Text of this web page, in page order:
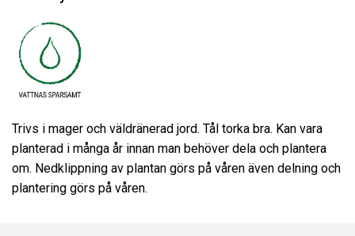
Trivs i mager och väldränerad jord. Tål torka bra. Kan vara
planterad i många år innan man behöver dela och plantera
om. Nedklippning av plantan görs på våren även delning och
plantering görs på våren.